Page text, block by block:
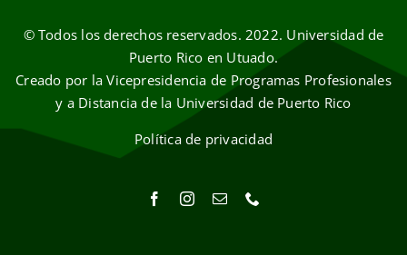
© Todos los derechos reservados. 2022. Universidad de
Puerto Rico en Utuado.
Creado por la Vicepresidencia de Programas Profesionales
y a Distancia de la Universidad de Puerto Rico
Política de privacidad